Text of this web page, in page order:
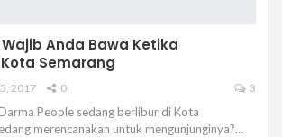
Anda Bawa Ketika
Semarang
2017 0 3
People sedang berlibur di Kota
merencanakan untuk mengunjunginya?…